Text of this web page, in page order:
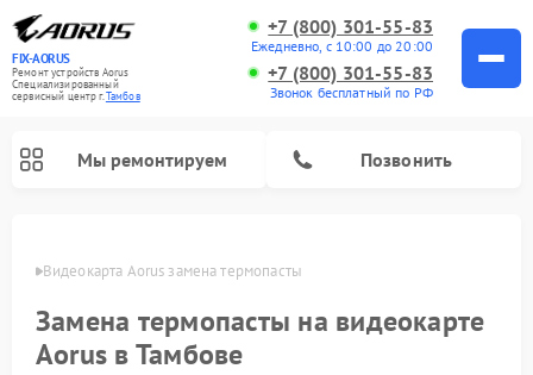
FIX-AORUS
Ремонт устройств Aorus
Специализированный
cервисный центр г.Тамбов
+7 (800) 301-55-83
Ежедневно, с 10:00 до 20:00
+7 (800) 301-55-83
Звонок бесплатный по РФ
Мы ремонтируем Позвонить
Видеокарта Aorus замена термопасты
Замена термопасты на видеокарте
Aorus в Тамбове